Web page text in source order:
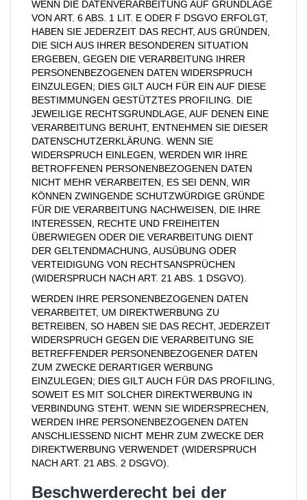
WENN DIE DATENVERARBEITUNG AUF GRUNDLAGE
VON ART. 6 ABS. 1 LIT. E ODER F DSGVO ERFOLGT,
HABEN SIE JEDERZEIT DAS RECHT, AUS GRÜNDEN,
DIE SICH AUS IHRER BESONDEREN SITUATION
ERGEBEN, GEGEN DIE VERARBEITUNG IHRER
PERSONENBEZOGENEN DATEN WIDERSPRUCH
EINZULEGEN; DIES GILT AUCH FÜR EIN AUF DIESE
BESTIMMUNGEN GESTÜTZTES PROFILING. DIE
JEWEILIGE RECHTSGRUNDLAGE, AUF DENEN EINE
VERARBEITUNG BERUHT, ENTNEHMEN SIE DIESER
DATENSCHUTZERKLÄRUNG. WENN SIE
WIDERSPRUCH EINLEGEN, WERDEN WIR IHRE
BETROFFENEN PERSONENBEZOGENEN DATEN
NICHT MEHR VERARBEITEN, ES SEI DENN, WIR
KÖNNEN ZWINGENDE SCHUTZWÜRDIGE GRÜNDE
FÜR DIE VERARBEITUNG NACHWEISEN, DIE IHRE
INTERESSEN, RECHTE UND FREIHEITEN
ÜBERWIEGEN ODER DIE VERARBEITUNG DIENT
DER GELTENDMACHUNG, AUSÜBUNG ODER
VERTEIDIGUNG VON RECHTSANSPRÜCHEN
(WIDERSPRUCH NACH ART. 21 ABS. 1 DSGVO).
WERDEN IHRE PERSONENBEZOGENEN DATEN
VERARBEITET, UM DIREKTWERBUNG ZU
BETREIBEN, SO HABEN SIE DAS RECHT, JEDERZEIT
WIDERSPRUCH GEGEN DIE VERARBEITUNG SIE
BETREFFENDER PERSONENBEZOGENER DATEN
ZUM ZWECKE DERARTIGER WERBUNG
EINZULEGEN; DIES GILT AUCH FÜR DAS PROFILING,
SOWEIT ES MIT SOLCHER DIREKTWERBUNG IN
VERBINDUNG STEHT. WENN SIE WIDERSPRECHEN,
WERDEN IHRE PERSONENBEZOGENEN DATEN
ANSCHLIESSEND NICHT MEHR ZUM ZWECKE DER
DIREKTWERBUNG VERWENDET (WIDERSPRUCH
NACH ART. 21 ABS. 2 DSGVO).
Beschwerde­recht bei der